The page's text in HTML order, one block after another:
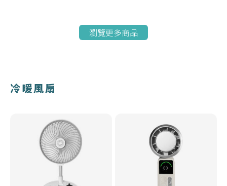
瀏覽更多商品
冷暖風扇